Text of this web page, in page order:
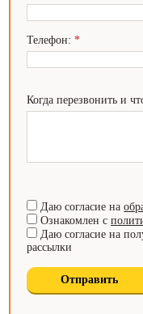
Телефон:*
Когда перезвонить и
Даю согласие на
Ознакомлен с
Даю согласие на
рассылки